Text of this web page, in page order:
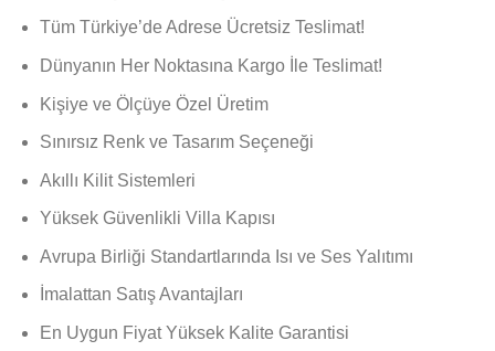
Tüm Türkiye’de Adrese Ücretsiz Teslimat!
Dünyanın Her Noktasına Kargo İle Teslimat!
Kişiye ve Ölçüye Özel Üretim
Sınırsız Renk ve Tasarım Seçeneği
Akıllı Kilit Sistemleri
Yüksek Güvenlikli Villa Kapısı
Avrupa Birliği Standartlarında Isı ve Ses Yalıtımı
İmalattan Satış Avantajları
En Uygun Fiyat Yüksek Kalite Garantisi